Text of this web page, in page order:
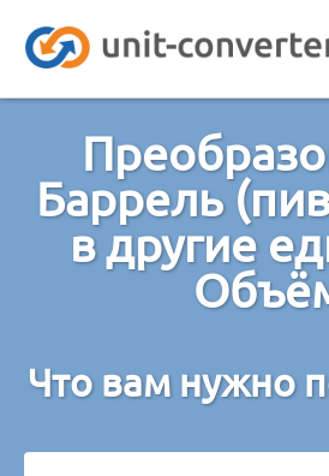
Баррель
в другие
Что вам нужно